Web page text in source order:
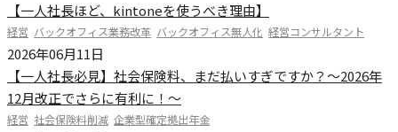
【一人社長ほど、kintoneを使うべき理由】
経営 バックオフィス業務改革 バックオフィス無人化 経営コンサルタント
2026年06月11日
【一人社長必見】社会保険料、まだ払いすぎですか？～2026年
12月改正でさらに有利に！～
経営 社会保険料削減 企業型確定拠出年金